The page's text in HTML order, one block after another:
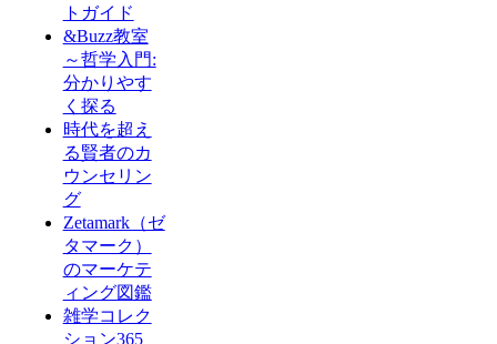
トガイド
&Buzz教室
～哲学入門:
分かりやす
く探る
時代を超え
る賢者のカ
ウンセリン
グ
Zetamark（ゼ
タマーク）
のマーケテ
ィング図鑑
雑学コレク
ション365